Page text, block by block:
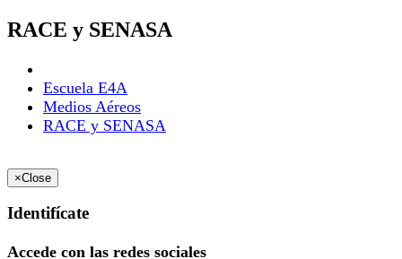
RACE y SENASA
Escuela E4A
Medios Aéreos
RACE y SENASA
×Close
Identifícate
Accede con las redes sociales